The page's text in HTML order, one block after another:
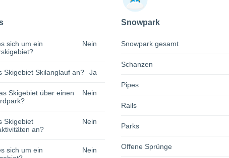
sich um ein
Nein
Skigebiet Skilanglauf an? Ja
Skigebiet über einen
Nein
Skigebiet
an?
Nein
sich um ein
Nein
Snowpark
Snowpark gesamt
Schanzen
Pipes
Rails
Parks
Offene Sprünge